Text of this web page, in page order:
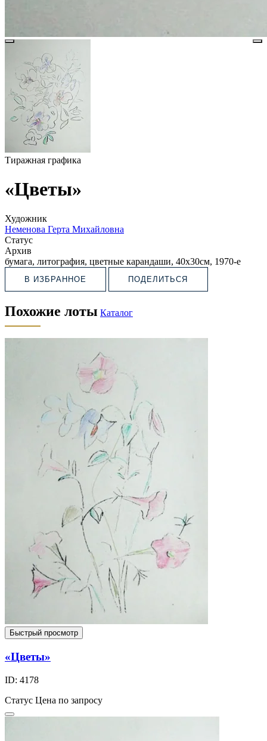
Тиражная графика
«Цветы»
Художник
Неменова Герта Михайловна
Статус
Архив
бумага, литография, цветные карандаши, 40х30см, 1970-е
В ИЗБРАННОЕ ПОДЕЛИТЬСЯ
Похожие лоты Каталог
Быстрый просмотр
«Цветы»
ID: 4178
Статус Цена по запросу